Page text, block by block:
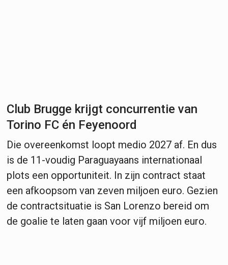
Club Brugge krijgt concurrentie van
Torino FC én Feyenoord
Die overeenkomst loopt medio 2027 af. En dus
is de 11-voudig Paraguayaans internationaal
plots een opportuniteit. In zijn contract staat
een afkoopsom van zeven miljoen euro. Gezien
de contractsituatie is San Lorenzo bereid om
de goalie te laten gaan voor vijf miljoen euro.